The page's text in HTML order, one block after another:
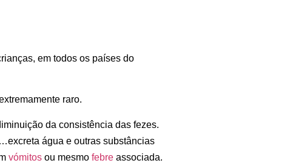
em todos os países do
raro.
da consistência das fezes.
água e outras substâncias
vómitos ou mesmo febre associada.